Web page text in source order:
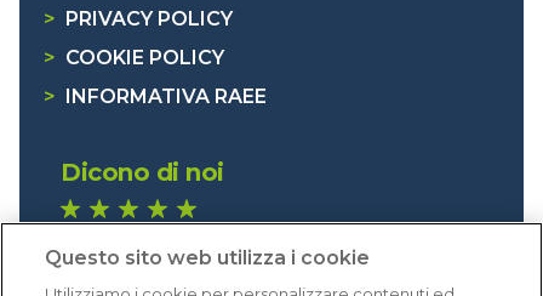
> PRIVACY POLICY
> COOKIE POLICY
> INFORMATIVA RAEE
Dicono di noi
Eccellente (4,8)
Questo sito web utilizza i cookie